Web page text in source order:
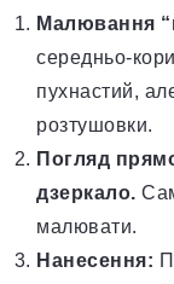
Малювання
середньо-
пухнастий,
розтушовки.
Погляд
дзеркало.
малювати.
Нанесення: